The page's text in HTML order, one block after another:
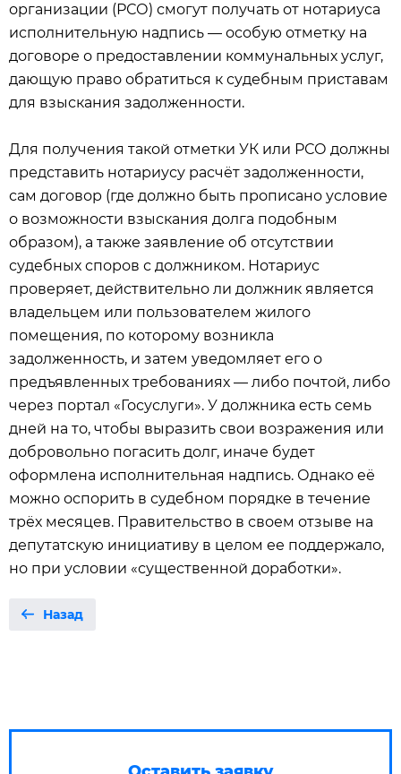
организации (РСО) смогут получать от нотариуса
исполнительную надпись — особую отметку на
договоре о предоставлении коммунальных услуг,
дающую право обратиться к судебным приставам
для взыскания задолженности.
Для получения такой отметки УК или РСО должны
представить нотариусу расчёт задолженности,
сам договор (где должно быть прописано условие
о возможности взыскания долга подобным
образом), а также заявление об отсутствии
судебных споров с должником. Нотариус
проверяет, действительно ли должник является
владельцем или пользователем жилого
помещения, по которому возникла
задолженность, и затем уведомляет его о
предъявленных требованиях — либо почтой, либо
через портал «Госуслуги». У должника есть семь
дней на то, чтобы выразить свои возражения или
добровольно погасить долг, иначе будет
оформлена исполнительная надпись. Однако её
можно оспорить в судебном порядке в течение
трёх месяцев. Правительство в своем отзыве на
депутатскую инициативу в целом ее поддержало,
но при условии «существенной доработки».
Назад